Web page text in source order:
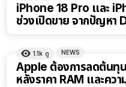
iPhone 18 Pro และ
ช่วงเปิดขาย จากปัญหา
1.1k ดู NEWS
Apple ต้องการลดต้นทุ
หลังราคา RAM และคว